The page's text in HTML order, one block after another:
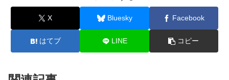
X Bluesky Facebook
はてブ LINE コピー